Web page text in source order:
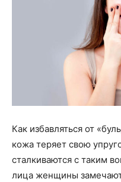
Как избавляться от
кожа теряет свою
сталкиваются с таким
лица женщины